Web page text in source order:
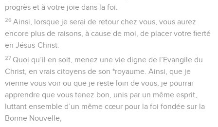
progrès et à votre joie dans la foi.
26 Ainsi, lorsque je serai de retour chez vous, vous aurez
encore plus de raisons, à cause de moi, de placer votre fierté
en Jésus-Christ.
27 Quoi qu’il en soit, menez une vie digne de l’Evangile du
Christ, en vrais citoyens de son *royaume. Ainsi, que je
vienne vous voir ou que je reste loin de vous, je pourrai
apprendre que vous tenez bon, unis par un même esprit,
luttant ensemble d’un même cœur pour la foi fondée sur la
Bonne Nouvelle,